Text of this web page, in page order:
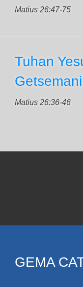
Matius 26:47-75
Tuhan
Getsemani
Matius 26:36-46
GEMA